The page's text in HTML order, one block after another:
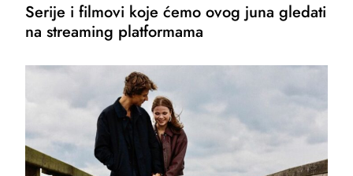
Serije i filmovi koje ćemo ovog juna gledati
na streaming platformama